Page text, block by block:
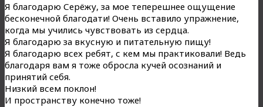
Я благодарю Серёжу, за мое теперешнее ощущение
бесконечной благодати! Очень вставило упражнение,
когда мы учились чувствовать из сердца.
Я благодарю за вкусную и питательную пищу!
Я благодарю всех ребят, с кем мы практиковали! Ведь
благодаря вам я тоже обросла кучей осознаний и
принятий себя.
Низкий всем поклон!
И пространству конечно тоже!